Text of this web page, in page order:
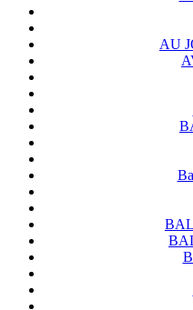
AU